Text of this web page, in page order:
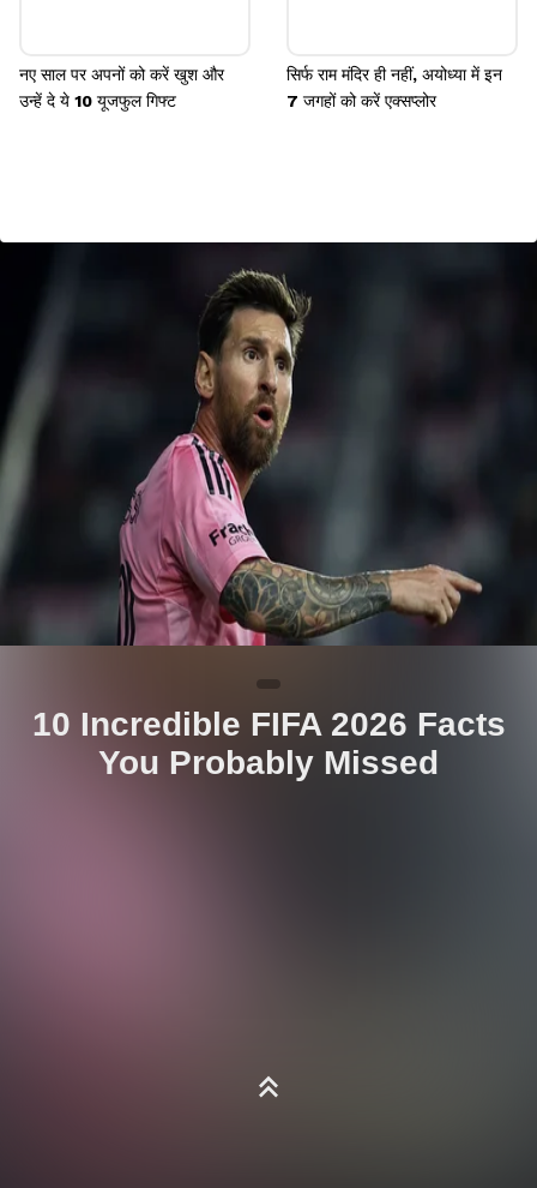
नए साल पर अपनों को करें खुश और
उन्हें दे ये 10 यूजफुल गिफ्ट
सिर्फ राम मंदिर ही नहीं, अयोध्या में इन
7 जगहों को करें एक्सप्लोर